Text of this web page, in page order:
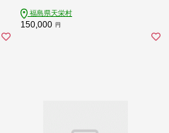
福島県天栄村
150,000 円